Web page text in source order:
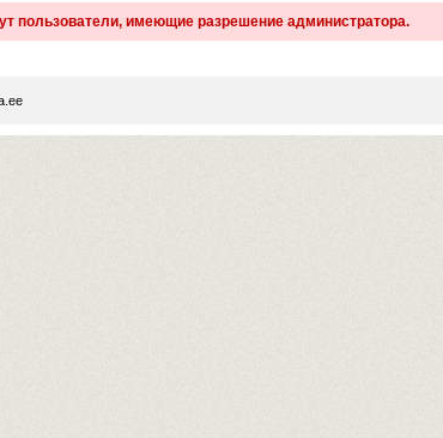
пользователи, имеющие разрешение администратора.